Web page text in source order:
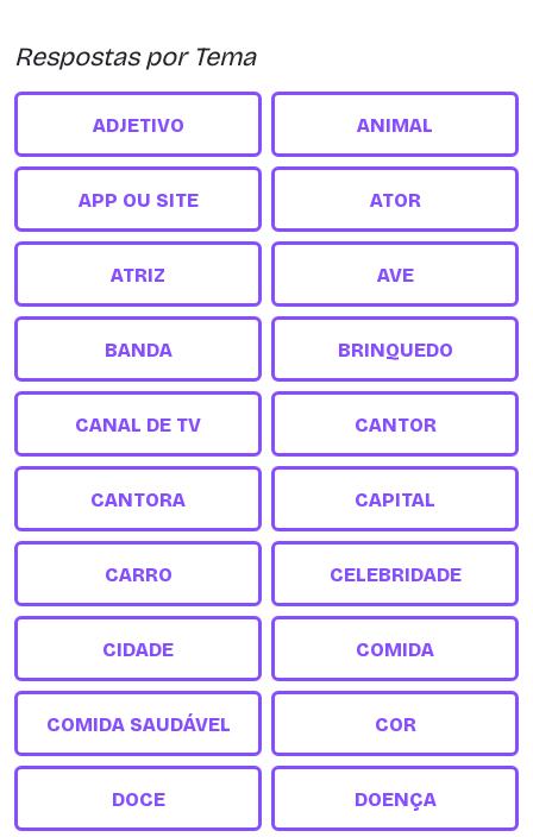
Respostas por Tema
ADJETIVO ANIMAL
APP OU SITE ATOR
ATRIZ AVE
BANDA BRINQUEDO
CANAL DE TV CANTOR
CANTORA CAPITAL
CARRO CELEBRIDADE
CIDADE COMIDA
COMIDA SAUDÁVEL COR
DOCE DOENÇA